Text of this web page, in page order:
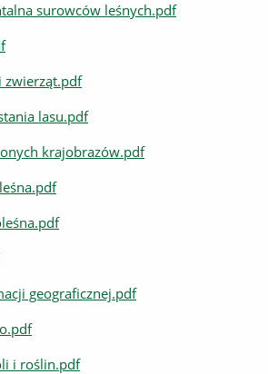
surowców leśnych.pdf
zwierząt.pdf
lasu.pdf
krajobrazów.pdf
geograficznej.pdf
i roślin.pdf